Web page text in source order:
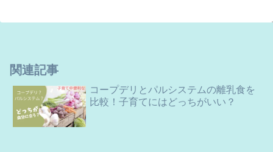
関連記事
コープデリとパルシステムの離乳食を
比較！子育てにはどっちがいい？